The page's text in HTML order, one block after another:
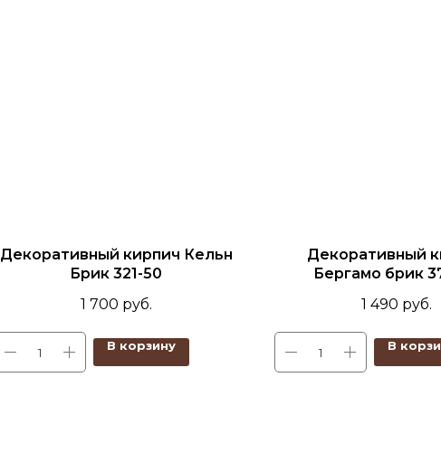
Декоративный кирпич Кельн
Брик 321-50
1 700 руб.
В корзину
Декоративный
Бергамо брик
1 490 руб.
В